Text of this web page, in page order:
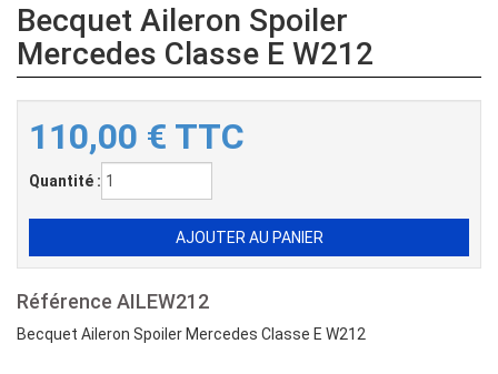
Becquet Aileron Spoiler
Mercedes Classe E W212
110,00 € TTC
Quantité :
Référence AILEW212
Becquet Aileron Spoiler Mercedes Classe E W212